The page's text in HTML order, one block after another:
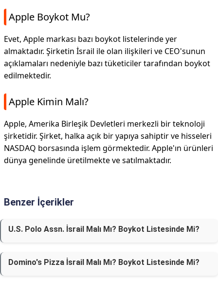
Apple Boykot Mu?
Evet, Apple markası bazı boykot listelerinde yer
almaktadır. Şirketin İsrail ile olan ilişkileri ve CEO'sunun
açıklamaları nedeniyle bazı tüketiciler tarafından boykot
edilmektedir.
Apple Kimin Malı?
Apple, Amerika Birleşik Devletleri merkezli bir teknoloji
şirketidir. Şirket, halka açık bir yapıya sahiptir ve hisseleri
NASDAQ borsasında işlem görmektedir. Apple'ın ürünleri
dünya genelinde üretilmekte ve satılmaktadır.
Benzer İçerikler
U.S. Polo Assn. İsrail Malı Mı? Boykot Listesinde Mi?
Domino's Pizza İsrail Malı Mı? Boykot Listesinde Mi?